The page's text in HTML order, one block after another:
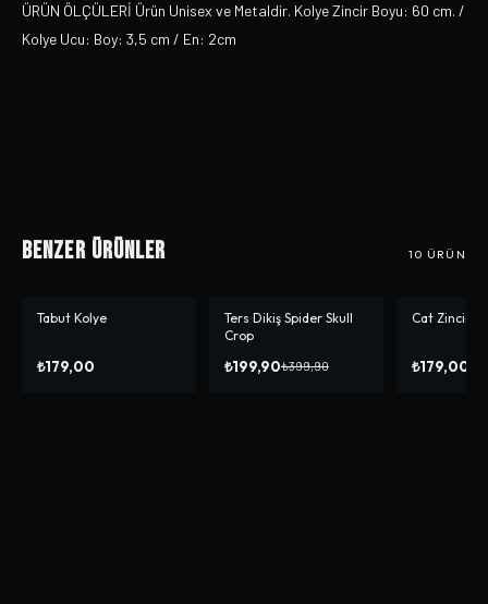
ÜRÜN ÖLÇÜLERİ Ürün Unisex ve Metaldir. Kolye Zincir Boyu: 60 cm. /
Kolye Ucu: Boy: 3,5 cm / En: 2cm
Benzer Ürünler 10 ÜRÜN
Tabut Kolye
₺179,00
-%50
Ters Dikiş Spider Skull
Crop
₺199,90₺399,90
Cat Zincir
₺179,00